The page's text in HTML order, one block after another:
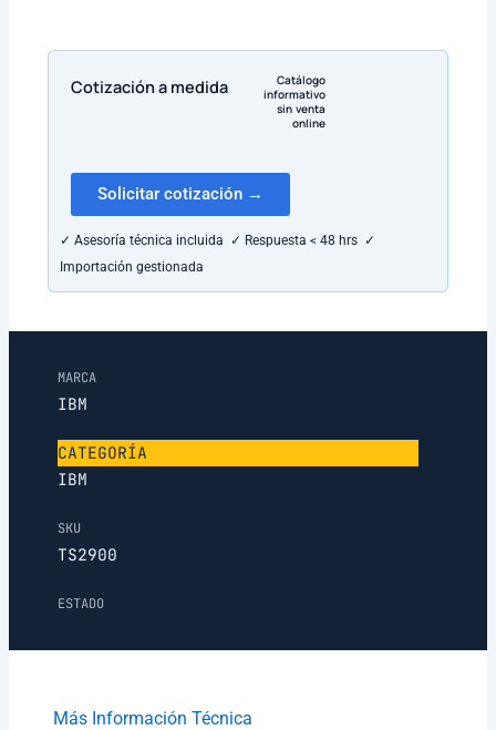
Cotización a medida
Catálogo
informativo
sin venta
online
Solicitar cotización →
✓ Asesoría técnica incluida ✓ Respuesta < 48 hrs ✓
Importación gestionada
MARCA
IBM
CATEGORÍA
IBM
SKU
TS2900
ESTADO
Más Información Técnica